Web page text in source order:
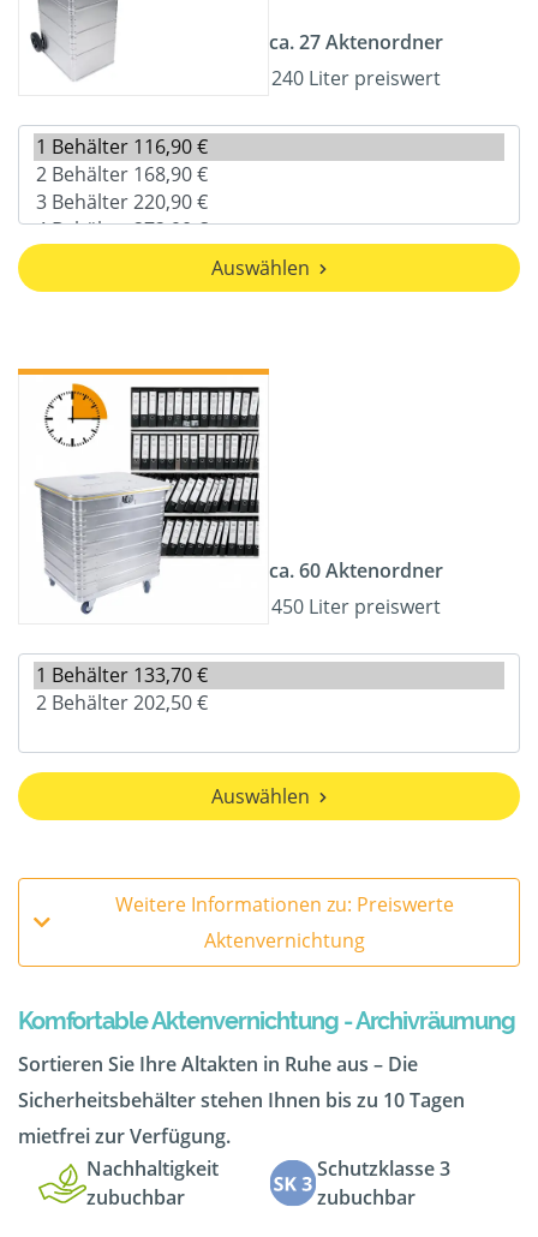
ca. 27 Aktenordner
240 Liter preiswert
Auswählen
ca. 60 Aktenordner
450 Liter preiswert
Auswählen
Weitere Informationen zu: Preiswerte
Aktenvernichtung
Komfortable Aktenvernichtung - Archivräumung
Sortieren Sie Ihre Altakten in Ruhe aus – Die
Sicherheitsbehälter stehen Ihnen bis zu 10 Tagen
mietfrei zur Verfügung.
Nachhaltigkeit
zubuchbar
Schutzklasse 3
zubuchbar